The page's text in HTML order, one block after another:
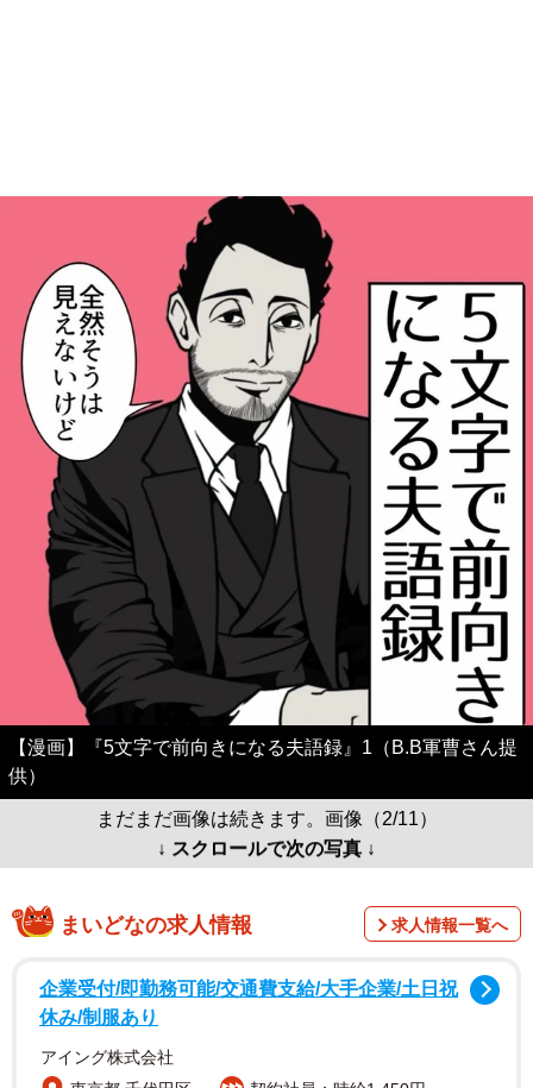
【漫画】『5文字で前向きになる夫語録』1（B.B軍曹さん提
供）
まだまだ画像は続きます。画像（2/11）
↓ スクロールで次の写真 ↓
まいどなの求人情報 求人情報一覧へ
企業受付/即勤務可能/交通費支給/大手企業/土日祝
休み/制服あり
アイング株式会社